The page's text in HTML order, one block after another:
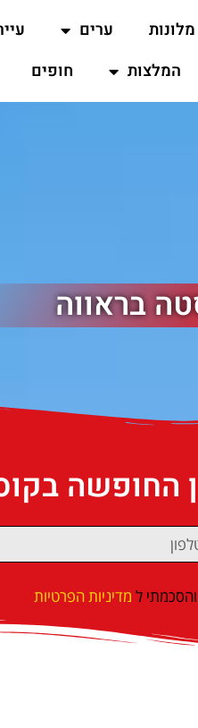
מלונות ערים
המלצות
חופים
בראווה
החופשה
ל מדיניות הפרטיות